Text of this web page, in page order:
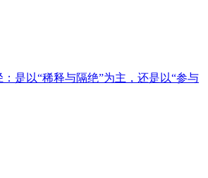
是以“稀释与隔绝”为主，还是以“参与